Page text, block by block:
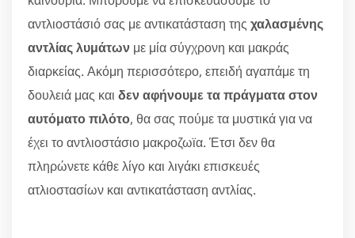
αντλιοστάσιό σας με αντικατάσταση της χαλασμένης
αντλίας λυμάτων με μία σύγχρονη και μακράς
διαρκείας. Ακόμη περισσότερο, επειδή αγαπάμε τη
δουλειά μας και δεν αφήνουμε τα πράγματα στον
αυτόματο πιλότο, θα σας πούμε τα μυστικά για να
έχει το αντλιοστάσιο μακροζωϊα. Έτσι δεν θα
πληρώνετε κάθε λίγο και λιγάκι επισκευές
ατλιοστασίων και αντικατάσταση αντλίας.